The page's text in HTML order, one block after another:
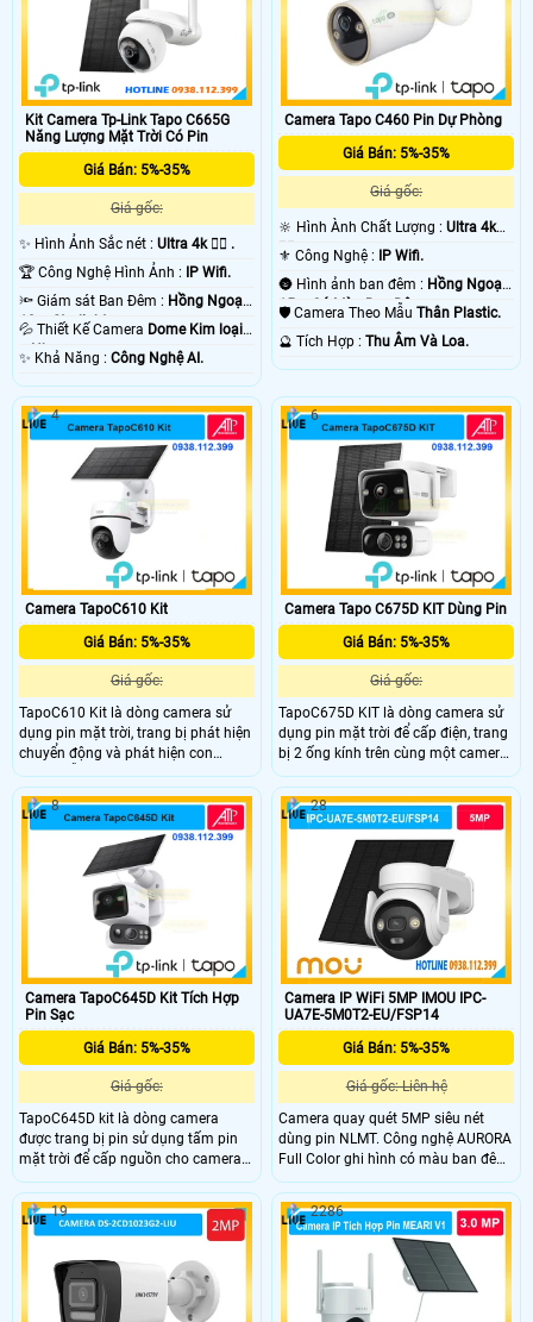
Kit Camera Tp-Link Tapo C665G
Năng Lượng Mặt Trời Có Pin
Giá Bán: 5%-35%
Giá gốc:
✨ Hình Ảnh Sắc nét : Ultra 4k 👍🏾 .
🏆 Công Nghệ Hình Ảnh :
IP Wifi.
🔦 Giám sát Ban Đêm : Hồng Ngoại
10m Starlight.
💦 Thiết Kế Camera Dome Kim loại
+ Nhựa.
️✨ Khả Năng : Công Nghệ AI.
Camera Tapo C460 Pin Dự Phòng
Giá Bán: 5%-35%
Giá gốc:
🔆 Hình Ành Chất Lượng :Ultra 4k
👍🏾 .
⚜️ Công Nghệ :
IP Wifi.
🌚 Hình ảnh ban đêm : Hồng Ngoại
15m Có Màu Ban Ðêm.
🛡 Camera Theo MẫuThân Plastic.
️🔮 Tích Hợp :Thu Âm Và Loa.
Camera TapoC610 Kit
Giá Bán: 5%-35%
Giá gốc:
TapoC610 Kit là dòng camera sử
dụng pin mặt trời, trang bị phát hiện
chuyển động và phát hiện con
người, hỗ trợ thiết lập khu vực phát
hiện theo nhu cầu, hỗ trợ đàm thoại
2 chiều, hỗ trợ kết nối qua wifi 2.4
Ghz camera có thể lắp đặt ngoài trời
nhờ chuẩn chống nước IP 65
4
Camera Tapo C675D KIT Dùng Pin
Giá Bán: 5%-35%
Giá gốc:
TapoC675D KIT là dòng camera sử
dụng pin mặt trời để cấp điện, trang
bị 2 ống kính trên cùng một camera
giúp bao quát tốt, trang bị ống kính
có độ phân giải 8.0MP cho ra hình
ảnh 4K siêu nét, nhìn ban đêm bằng
hồng ngoại với khoảng cách lên đến
6
Camera TapoC645D Kit Tích Hợp
Pin Sạc
Giá Bán: 5%-35%
Giá gốc:
TapoC645D kit là dòng camera
được trang bị pin sử dụng tấm pin
mặt trời để cấp nguồn cho camera
và trong camera được trang bị pin
với dung lượng lên đến 10.000 mAh,
trang bị 2 ống kính, nhìn có màu
vào ban đêm, micro và loa cũng
được trang bị.
8
Camera IP WiFi 5MP IMOU IPC-
UA7E-5M0T2-EU/FSP14
Giá Bán: 5%-35%
Giá gốc: Liên hệ
Camera quay quét 5MP siêu nét
dùng pin NLMT. Công nghệ AURORA
Full Color ghi hình có màu ban đêm.
Pin 10.000mAh kèm tấm pin năng
lượng mặt trời 5W.
28
19 2286